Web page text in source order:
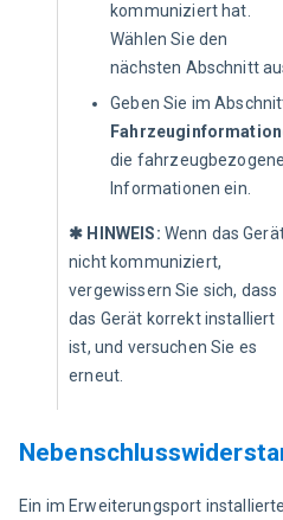
kommuniziert hat.
Wählen Sie den
nächsten Abschnitt
Geben Sie im
die
Informationen ein.
✱ HINWEIS: Wenn das
nicht kommuniziert,
vergewissern Sie sich, dass
das Gerät korrekt installiert
ist, und versuchen Sie es
erneut.
Ein im Erweiterungsport